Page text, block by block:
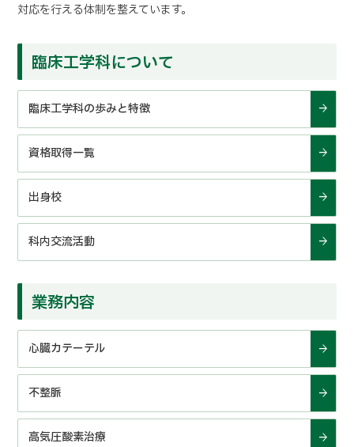
対応を行える体制を整えています。
臨床工学科について
臨床工学科の歩みと特徴
資格取得一覧
出身校
科内交流活動
業務内容
心臓カテーテル
不整脈
高気圧酸素治療